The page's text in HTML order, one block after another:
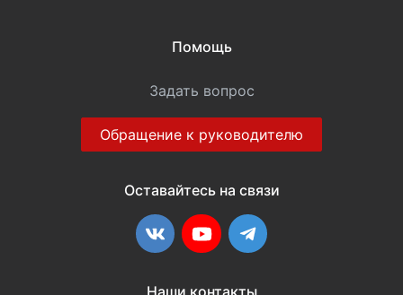
Помощь
Задать вопрос
Обращение к руководителю
Оставайтесь на связи
ВКонтакте
YouTubeTelegram